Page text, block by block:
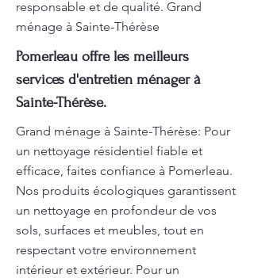
responsable et de qualité. Grand
ménage à Sainte-Thérèse
Pomerleau offre les meilleurs
services d'entretien ménager à
Sainte-Thérèse.
Grand ménage à Sainte-Thérèse: Pour
un nettoyage résidentiel fiable et
efficace, faites confiance à Pomerleau.
Nos produits écologiques garantissent
un nettoyage en profondeur de vos
sols, surfaces et meubles, tout en
respectant votre environnement
intérieur et extérieur. Pour un